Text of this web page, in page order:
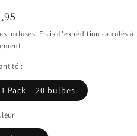
incluses. Frais d'expédition calculés
:
1 Pack = 20 bulbes